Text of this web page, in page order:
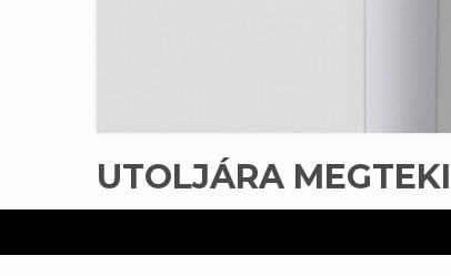
UTOLJÁRA